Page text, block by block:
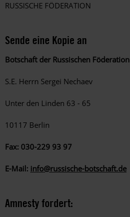
RUSSISCHE FÖDERATION
Sende eine Kopie an
Botschaft der Russischen Föderation
S.E. Herrn Sergei Nechaev
Unter den Linden 63 - 65
10117 Berlin
Fax: 030-229 93 97
E-Mail: info@russische-botschaft.de
Amnesty fordert: